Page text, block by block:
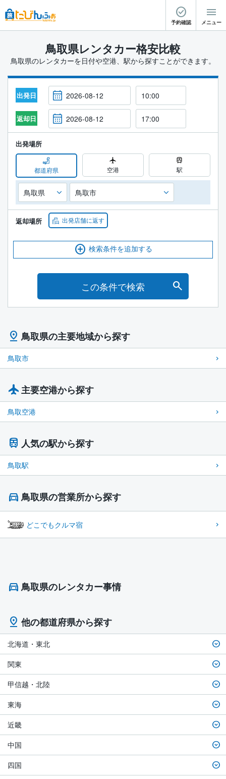
予約確認 メニュー
鳥取県レンタカー格安比較
鳥取県のレンタカーを日付や空港、駅から探すことができます。
出発日
返却日
出発場所
都道府県 空港 駅
返却場所 出発店舗に返す
検索条件を追加する
この条件で検索
鳥取県の主要地域から探す
鳥取市
主要空港から探す
鳥取空港
人気の駅から探す
鳥取駅
鳥取県の営業所から探す
どこでもクルマ宿
鳥取県のレンタカー事情
他の都道府県から探す
北海道・東北
関東
甲信越・北陸
東海
近畿
中国
四国